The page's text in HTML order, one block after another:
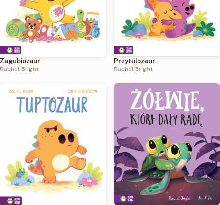
Zagubiozaur
Rachel Bright
Przytulozaur
Rachel Bright